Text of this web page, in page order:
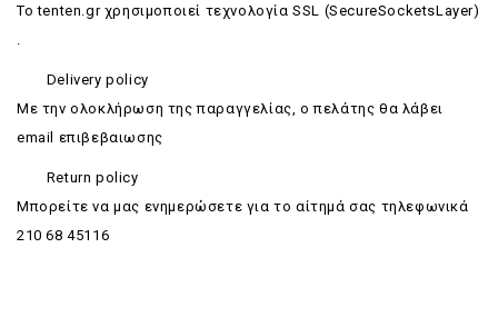
Το tenten.gr χρησιμοποιεί τεχνολογία SSL (SecureSocketsLayer)
.
Delivery policy
Με την ολοκλήρωση της παραγγελίας, ο πελάτης θα λάβει
email επιβεβαιωσης
Return policy
Mπορείτε να μας ενημερώσετε για το αίτημά σας τηλεφωνικά
210 68 45116